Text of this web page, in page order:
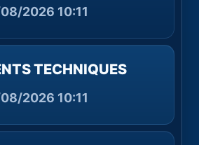
2026 10:11
TECHNIQUES
2026 10:11